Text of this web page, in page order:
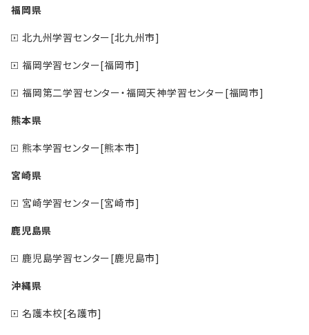
福岡県
北九州学習センター[北九州市]
福岡学習センター[福岡市]
福岡第二学習センター・福岡天神学習センター[福岡市]
熊本県
熊本学習センター[熊本市]
宮崎県
宮崎学習センター[宮崎市]
鹿児島県
鹿児島学習センター[鹿児島市]
沖縄県
名護本校[名護市]